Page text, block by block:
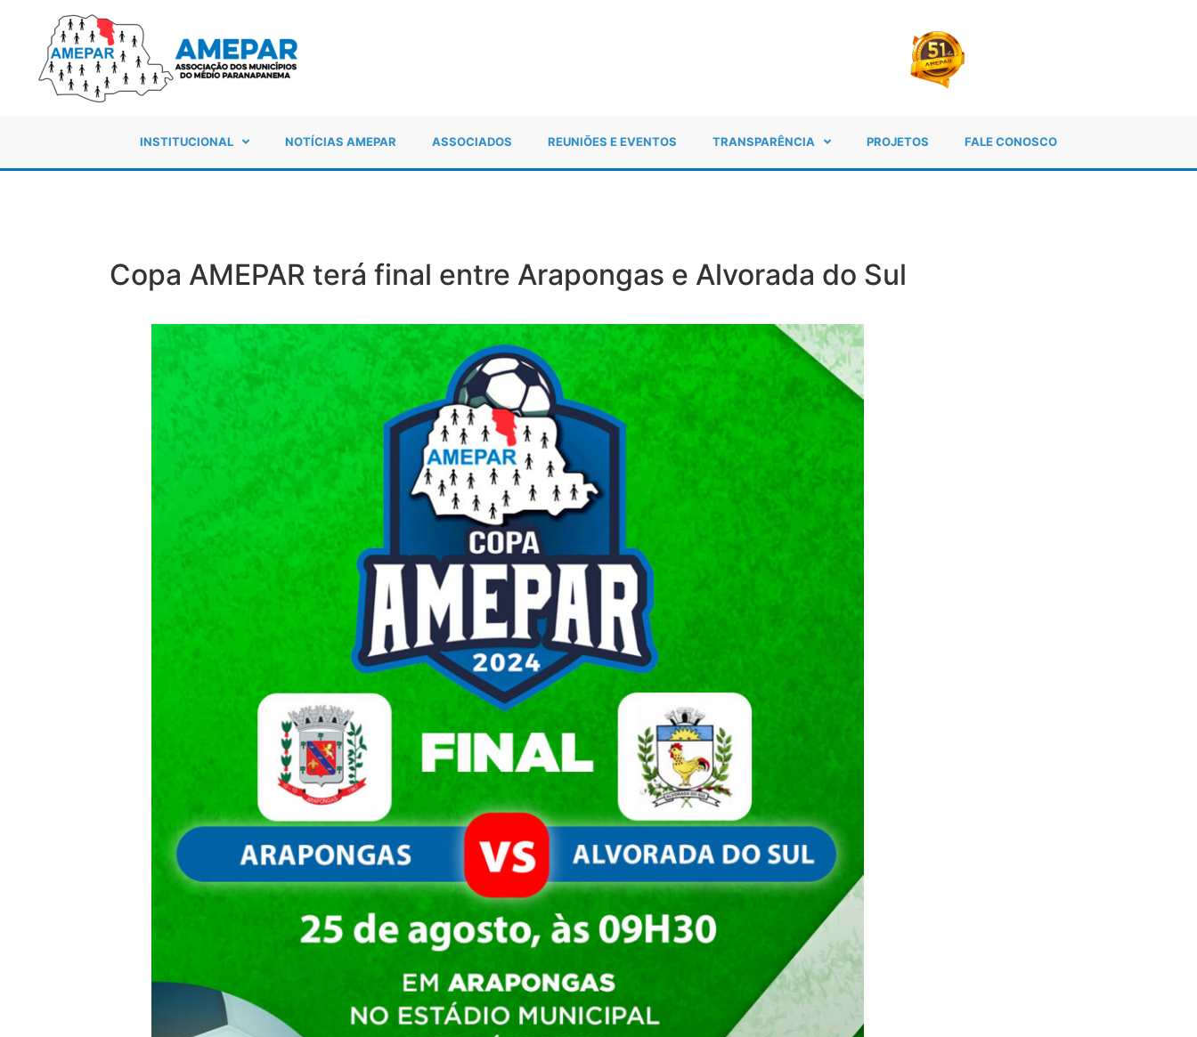
INSTITUCIONAL NOTÍCIAS AMEPAR ASSOCIADOS REUNIÕES E EVENTOS TRANSPARÊNCIA PROJETOS FALE CONOSCO
Copa AMEPAR terá final entre Arapongas e Alvorada do Sul